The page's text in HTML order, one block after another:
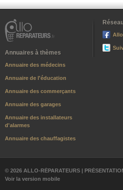
Annuaires à thèmes
Annuaire des médecins
Annuaire de l'éducation
Annuaire des commerçants
Annuaire des garages
Annuaire des installateurs
d'alarmes
Annuaire des chauffagistes
© 2026 ALLO-RÉPARATEURS |
Voir la version mobile